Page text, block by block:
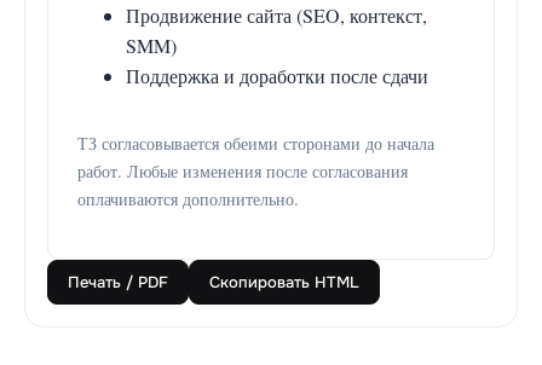
Продвижение сайта (SEO, контекст,
SMM)
Поддержка и доработки после сдачи
ТЗ согласовывается обеими сторонами до начала
работ. Любые изменения после согласования
оплачиваются дополнительно.
Печать / PDF Скопировать HTML